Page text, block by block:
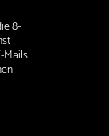
8-
Mails